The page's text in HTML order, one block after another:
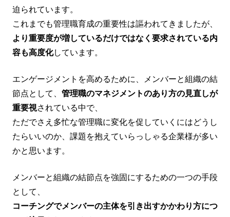
迫られています。
これまでも管理職育成の重要性は謳われてきましたが、
より重要度が増しているだけではなく要求されている内
容も高度化しています。
エンゲージメントを高めるために、メンバーと組織の結
節点として、 管理職のマネジメントのあり方の見直しが
重要視されている中で、
ただでさえ多忙な管理職に変化を促していくにはどうし
たらいいのか、課題を抱えていらっしゃる企業様が多い
かと思います。
メンバーと組織の結節点を強固にするための一つの手段
として、
コーチングでメンバーの主体を引き出すかかわり方につ